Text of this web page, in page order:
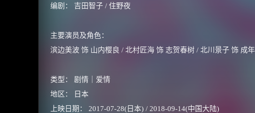
编剧： 吉田智子 / 住野夜
主要演员及角色：
滨边美波 饰 山内樱良 / 北村匠海 饰 志贺春树 / 北川景子 饰 成
类型： 剧情｜爱情
地区： 日本
上映日期： 2017-07-28(日本) / 2018-09-14(中国大陆)